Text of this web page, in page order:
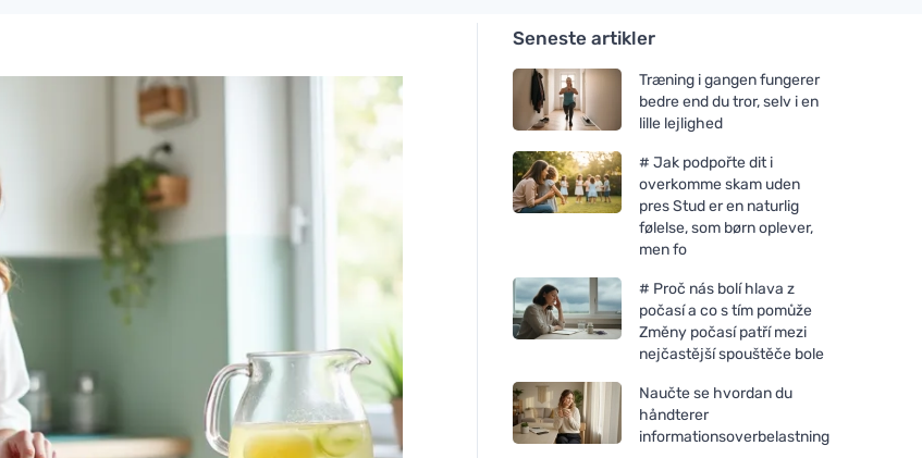
Seneste artikler
Træning i gangen fungerer
bedre end du tror, selv i en
lille lejlighed
# Jak podpořte dit i
overkomme skam uden
pres Stud er en naturlig
følelse, som børn oplever,
men fo
# Proč nás bolí hlava z
počasí a co s tím pomůže
Změny počasí patří mezi
nejčastější spouštěče bole
Naučte se hvordan du
håndterer
informationsoverbelastning